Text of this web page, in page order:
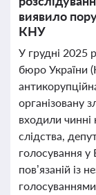
виявило
КНУ
У грудні 2025
бюро України
організовану
входили
слідства,
голосування у
пов’язаній із